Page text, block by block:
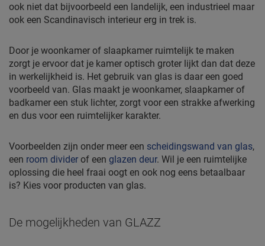
ook niet dat bijvoorbeeld een landelijk, een industrieel maar
ook een Scandinavisch interieur erg in trek is.
Door je woonkamer of slaapkamer ruimtelijk te maken
zorgt je ervoor dat je kamer optisch groter lijkt dan dat deze
in werkelijkheid is. Het gebruik van glas is daar een goed
voorbeeld van. Glas maakt je woonkamer, slaapkamer of
badkamer een stuk lichter, zorgt voor een strakke afwerking
en dus voor een ruimtelijker karakter.
Voorbeelden zijn onder meer een scheidingswand van glas,
een room divider of een glazen deur. Wil je een ruimtelijke
oplossing die heel fraai oogt en ook nog eens betaalbaar
is? Kies voor producten van glas.
De mogelijkheden van GLAZZ